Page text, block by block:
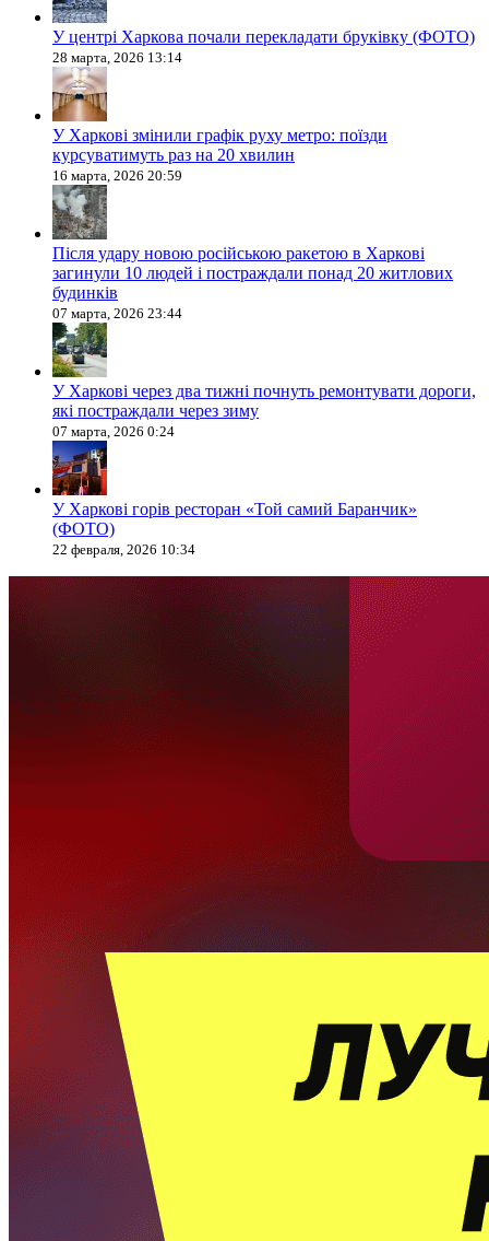
У центрі Харкова почали перекладати бруківку (ФОТО)
28 марта, 2026 13:14
У Харкові змінили графік руху метро: поїзди
курсуватимуть раз на 20 хвилин
16 марта, 2026 20:59
Після удару новою російською ракетою в Харкові
загинули 10 людей і постраждали понад 20 житлових
будинків
07 марта, 2026 23:44
У Харкові через два тижні почнуть ремонтувати дороги,
які постраждали через зиму
07 марта, 2026 0:24
У Харкові горів ресторан «Той самий Баранчик»
(ФОТО)
22 февраля, 2026 10:34